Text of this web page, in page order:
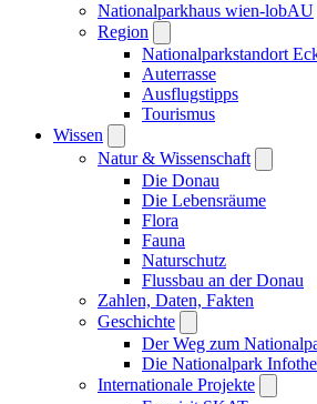
Nationalparkhaus wien-lobAU
Region
Nationalparkstandort
Auterrasse
Ausflugstipps
Tourismus
Wissen
Natur & Wissenschaft
Die Donau
Die Lebensräume
Flora
Fauna
Naturschutz
Flussbau an der Donau
Zahlen, Daten, Fakten
Geschichte
Der Weg zum
Die Nationalpark
Internationale Projekte